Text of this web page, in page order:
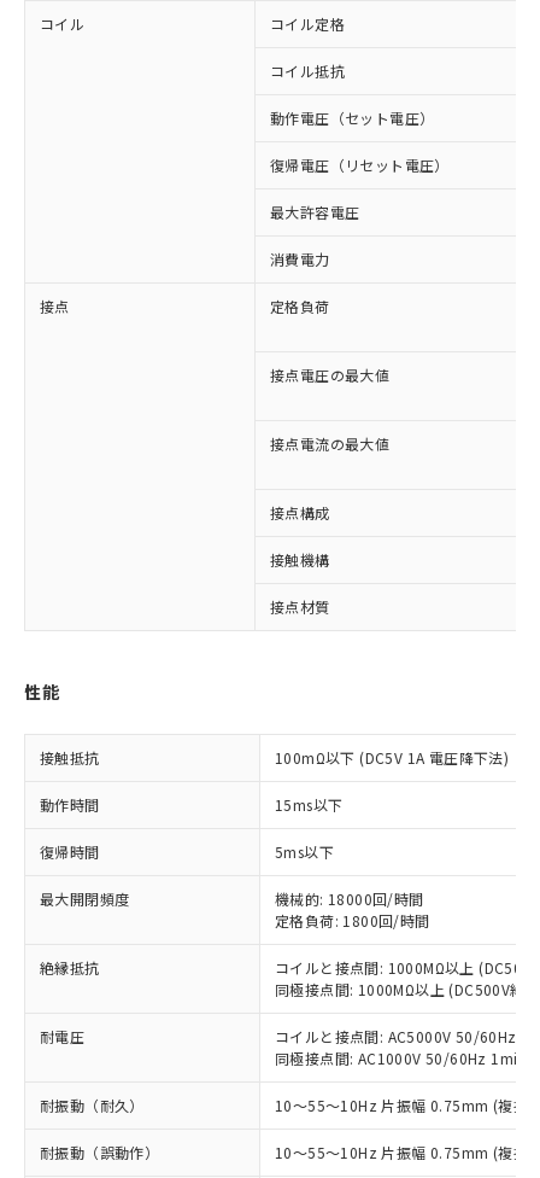
コイル コイル定格
コイル抵抗
動作電圧（セット電圧）
復帰電圧（リセット電圧）
最大許容電圧
消費電力
接点 定格負荷
接点電圧の最大値
接点電流の最大値
接点構成
接触機構
接点材質
性能
接触抵抗 100mΩ以下 (DC5V 1A 電圧降下法)
動作時間 15ms以下
復帰時間 5ms以下
最大開閉頻度
機械的: 18000回/時間
定格負荷: 1800回/時間
絶縁抵抗
コイルと接点間: 1000MΩ以上
同極接点間: 1000MΩ以上 (DC500V絶
耐電圧
コイルと接点間: AC5000V 50/60Hz
同極接点間: AC1000V 50/60Hz 1min
耐振動（耐久） 10～55～10Hz 片振幅 0.75mm (複振
耐振動（誤動作） 10～55～10Hz 片振幅 0.75mm (複振
ご利用条件
以下の条件をお読みいただき、同意のうえ
ご利用ください。
本サービスは、当社制御機器事業取扱
商品の当社在庫状況および標準価格
(税抜)を提供させていただくもので
当社制御機器事業取扱商品の中には、
本サービスの対象外となる商品もある
ことをご了承ください。
在庫状況および標準価格照会結果は、
記載している更新日時点での社内デー
タに基づき作成されるものであり、閲
覧された時点での実際の在庫および標
対応予定：EU RoHS指令（10物質）の非含
有に対応した製品に切り替える予定のある
対応予定なし：EU RoHS指令（10物質）の
非含有に非対応の商品で、対応品を出す予
定はありません。
調査・確認中：EU RoHS指令（10物質）の
非含有の対応状況を調査中または確認中の
非該当品：ライセンス料など無形物で、有
害物質有無と関係のない商品です。
仕入先様の事情により、非含有部品として
いたものが、含有品と判明した場合などや
むを得ず変更することがあります。
*EU RoHS指令（10物質）：
鉛(Pb) 1000ppm以下、 水銀(Hg) 1000ppm以下、 カド
ミウム(Cd) 100ppm以下、
※1 中国RoHS○×表
「○」：最大均質材料含有率が中国RoHSの
基準値以下であることを示します。
「×」：最大均質材料含有率が中国RoHSの
基準値を超えていることを示します。
「－」：未確認です。当社販売部門へお問
Pb(鉛) :1000ppm、 Hg(水銀) : 1000ppm、 Cd(カドミウ
当社は、これら貴社製品のうち、外国
為替および外国貿易法に定める商品
（以下｢規制貨物等」という）を輸出
または国外への提供する場合は、日本
国政府の輸出許可(または役務取引許
可)を取得するなどの必要な手続きを
号